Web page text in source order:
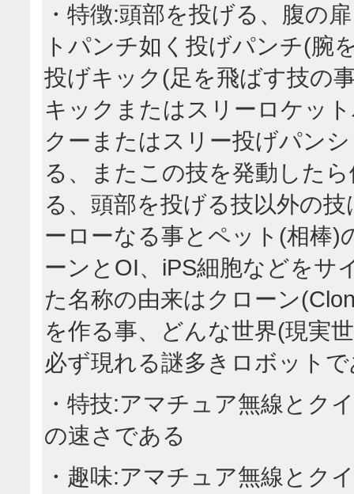
・特徴:頭部を投げる、腹の
トパンチ如く投げパンチ(腕
投げキック(足を飛ばす技の
キックまたはスリーロケッ
クーまたはスリー投げパン
る、またこの技を発動した
る、頭部を投げる技以外の
ーローなる事とペット(相棒)
ーンとOI、iPS細胞などをサ
た名称の由来はクローン
を作る事、どんな世界(現実
必ず現れる謎多きロボット
・特技:アマチュア無線とク
の速さである
・趣味:アマチュア無線とク